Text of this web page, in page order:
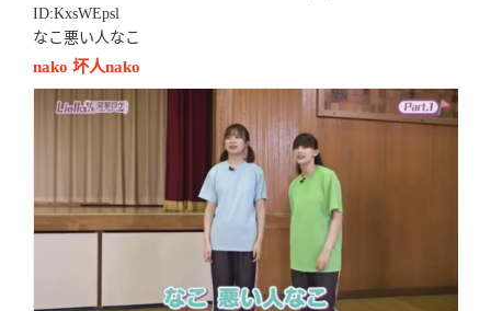
ID:KxsWEpsl
なこ悪い人なこ
nako 坏人nako